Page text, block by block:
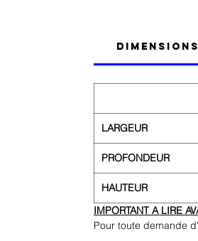
Dimensions
LARGEUR
PROFONDEUR
HAUTEUR
IMPORTANT A LIRE
Pour toute demande